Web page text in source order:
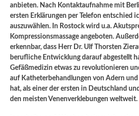
anbieten. Nach Kontaktaufnahme mit
ersten Erklärungen per Telefon entschied
auszuwählen. In Rostock wird u.a.
Kompressionsmassage angeboten.
erkennbar, dass Herr Dr. Ulf Thorsten
berufliche Entwicklung darauf abgestellt
Gefäßmedizin etwas zu revolutionieren
auf Katheterbehandlungen von Adern und
hat, als einer der ersten in Deutschland
den meisten Venenverklebungen weltweit.